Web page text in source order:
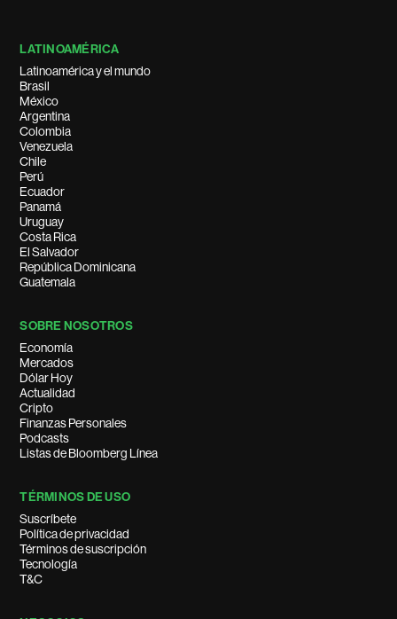
LATINOAMÉRICA
Latinoamérica y el mundo
Brasil
México
Argentina
Colombia
Venezuela
Chile
Perú
Ecuador
Panamá
Uruguay
Costa Rica
El Salvador
República Dominicana
Guatemala
SOBRE NOSOTROS
Economía
Mercados
Dólar Hoy
Actualidad
Cripto
Finanzas Personales
Podcasts
Listas de Bloomberg Línea
TÉRMINOS DE USO
Suscríbete
Política de privacidad
Términos de suscripción
Tecnología
T&C